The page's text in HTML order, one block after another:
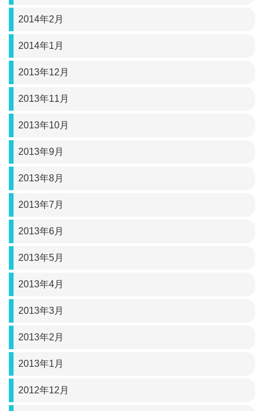
2014年2月
2014年1月
2013年12月
2013年11月
2013年10月
2013年9月
2013年8月
2013年7月
2013年6月
2013年5月
2013年4月
2013年3月
2013年2月
2013年1月
2012年12月